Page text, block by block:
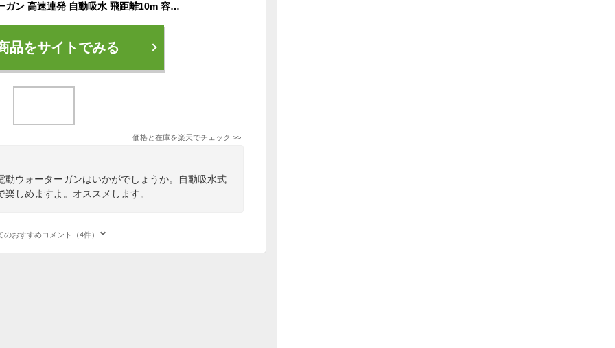
水鉄砲 電動ウォーターガン 高速連発 自動吸水 飛距離10m 容量1420ml 最強 水遊び 夏祭り 子供用 大人 海水浴 お風呂 プール 家庭用 川 遊び 最強 強力 水ピストル 大容量 バトル 充電式防水バッテリー 水鉄砲合戦
品をサイトでみる
価格と在庫を楽天でチェック >>
動ウォーターガンはいかがでしょうか。自動吸水式
しめますよ。オススメします。
のおすすめコメント（4件）